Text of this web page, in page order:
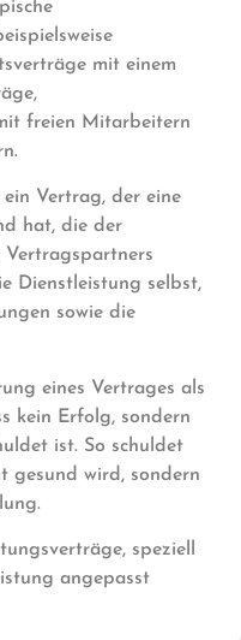
mit einem
freien Mitarbeitern
Vertrag, der eine
hat, die der
Vertragspartners
Dienstleistung selbst,
sowie die
eines Vertrages als
kein Erfolg, sondern
ist. So schuldet
gesund wird, sondern
speziell
angepasst